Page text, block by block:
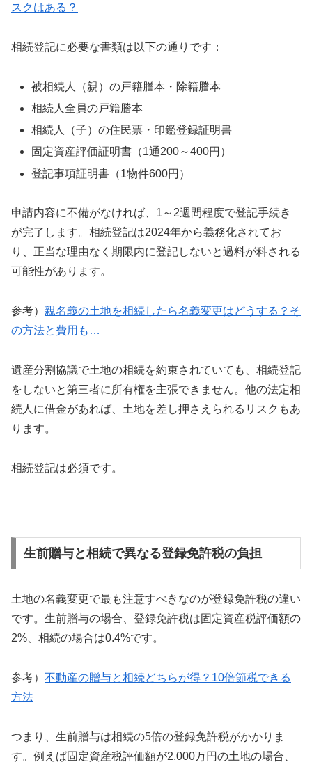
スクはある？
相続登記に必要な書類は以下の通りです：
被相続人（親）の戸籍謄本・除籍謄本
相続人全員の戸籍謄本
相続人（子）の住民票・印鑑登録証明書
固定資産評価証明書（1通200～400円）
登記事項証明書（1物件600円）
申請内容に不備がなければ、1～2週間程度で登記手続き
が完了します。相続登記は2024年から義務化されてお
り、正当な理由なく期限内に登記しないと過料が科される
可能性があります。
参考） 親名義の土地を相続したら名義変更はどうする？そ
の方法と費用も…
遺産分割協議で土地の相続を約束されていても、相続登記
をしないと第三者に所有権を主張できません。他の法定相
続人に借金があれば、土地を差し押さえられるリスクもあ
ります。
相続登記は必須です。
生前贈与と相続で異なる登録免許税の負担
土地の名義変更で最も注意すべきなのが登録免許税の違い
です。生前贈与の場合、登録免許税は固定資産税評価額の
2%、相続の場合は0.4%です。
参考） 不動産の贈与と相続どちらが得？10倍節税できる
方法
つまり、生前贈与は相続の5倍の登録免許税がかかりま
す。例えば固定資産税評価額が2,000万円の土地の場合、